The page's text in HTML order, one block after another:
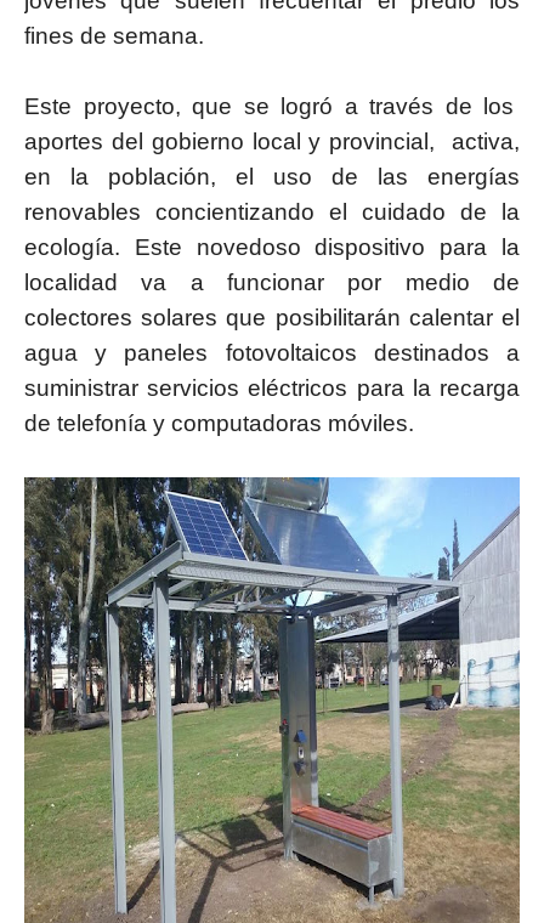
fines de semana.
Este proyecto, que se logró a través de los
aportes del gobierno local y provincial, activa,
en la población, el uso de las energías
renovables concientizando el cuidado de la
ecología. Este novedoso dispositivo para la
localidad va a funcionar por medio de
colectores solares que posibilitarán calentar el
agua y paneles fotovoltaicos destinados a
suministrar servicios eléctricos para la recarga
de telefonía y computadoras móviles.